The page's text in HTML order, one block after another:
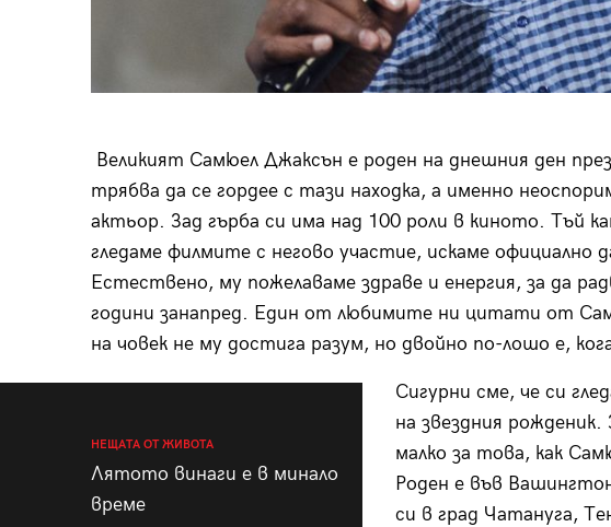
Великият Самюел Джаксън е роден на днешния ден
трябва да се гордее с тази находка, а именно
актьор. Зад гърба си има над 100 роли в киното. Тъй
гледаме филмите с негово участие, искаме
Естествено, му пожелаваме здраве и енергия, за да
години занапред. Един от любимите ни цитати от
на човек не му достига разум, но двойно по-лошо е,
НЕЩАТА ОТ ЖИВОТА
Лятото винаги е в минало
време
Сигурни сме, че си
на звездния
малко за това, как
Роден е във
си в град Чатануга,